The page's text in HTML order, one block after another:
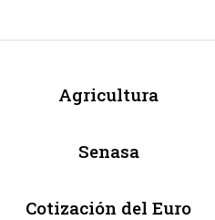
Agricultura
Senasa
Cotización del Euro